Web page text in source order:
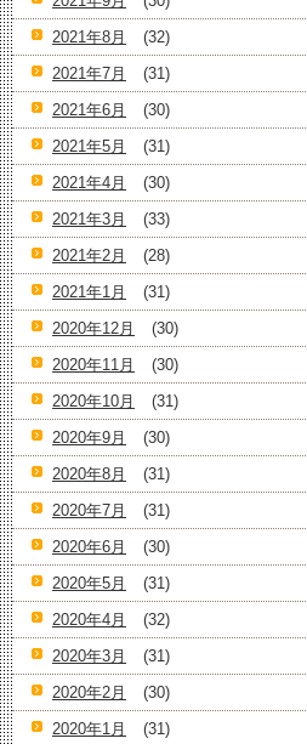
2021年8月
(32)
2021年7月
(31)
2021年6月
(30)
2021年5月
(31)
2021年4月
(30)
2021年3月
(33)
2021年2月
(28)
2021年1月
(31)
2020年12月
(30)
2020年11月
(30)
2020年10月
(31)
2020年9月
(30)
2020年8月
(31)
2020年7月
(31)
2020年6月
(30)
2020年5月
(31)
2020年4月
(32)
2020年3月
(31)
2020年2月
(30)
2020年1月
(31)